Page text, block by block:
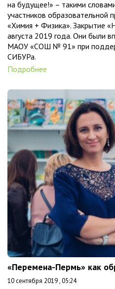
на будущее!» – такими
участников образовательной
«Химия + Физика». Закрытие
августа 2019 года. Они были
МАОУ «СОШ № 91» при
СИБУРа.
Подробнее
«Перемена-Пермь» как
10 сентября 2019 , 05:24